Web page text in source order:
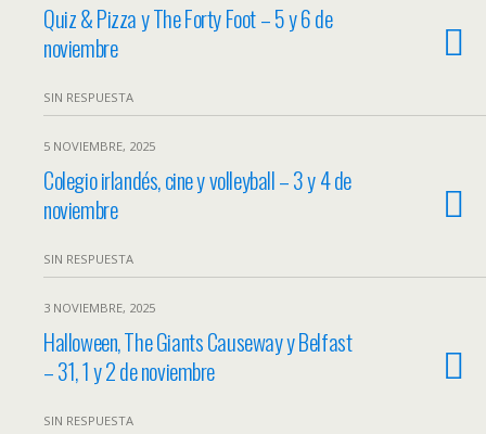
Quiz & Pizza y The Forty Foot – 5 y 6 de
noviembre
SIN RESPUESTA
5 NOVIEMBRE, 2025
Colegio irlandés, cine y volleyball – 3 y 4 de
noviembre
SIN RESPUESTA
3 NOVIEMBRE, 2025
Halloween, The Giants Causeway y Belfast
– 31, 1 y 2 de noviembre
SIN RESPUESTA